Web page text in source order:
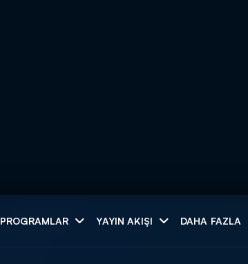
PROGRAMLAR YAYIN AKIŞI DAHA FAZLA